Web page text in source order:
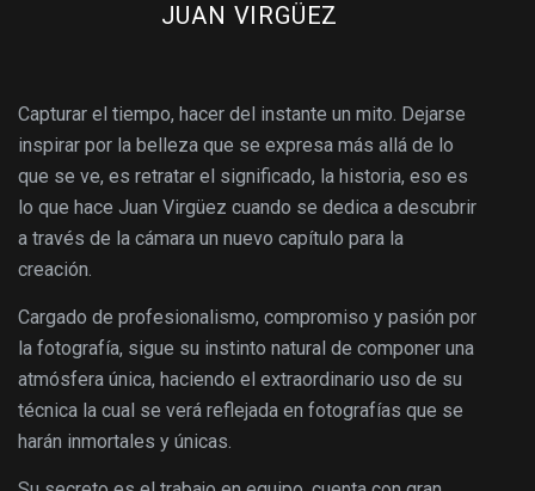
JUAN VIRGÜEZ
Capturar el tiempo, hacer del instante un mito. Dejarse
inspirar por la belleza que se expresa más allá de lo
que se ve, es retratar el significado, la historia, eso es
lo que hace Juan Virgüez cuando se dedica a descubrir
a través de la cámara un nuevo capítulo para la
creación.
Cargado de profesionalismo, compromiso y pasión por
la fotografía, sigue su instinto natural de componer una
atmósfera única, haciendo el extraordinario uso de su
técnica la cual se verá reflejada en fotografías que se
harán inmortales y únicas.